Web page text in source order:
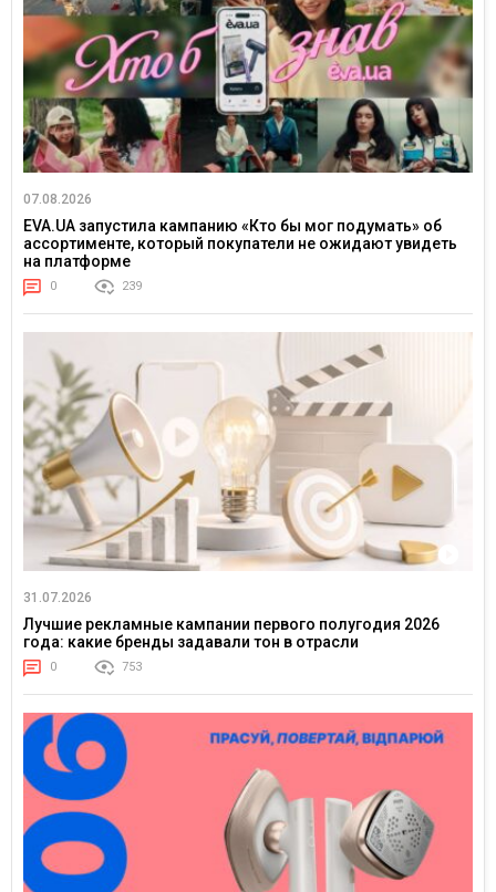
07.08.2026
EVA.UA запустила кампанию «Кто бы мог подумать» об
ассортименте, который покупатели не ожидают увидеть
на платформе
0 239
31.07.2026
Лучшие рекламные кампании первого полугодия 2026
года: какие бренды задавали тон в отрасли
0 753